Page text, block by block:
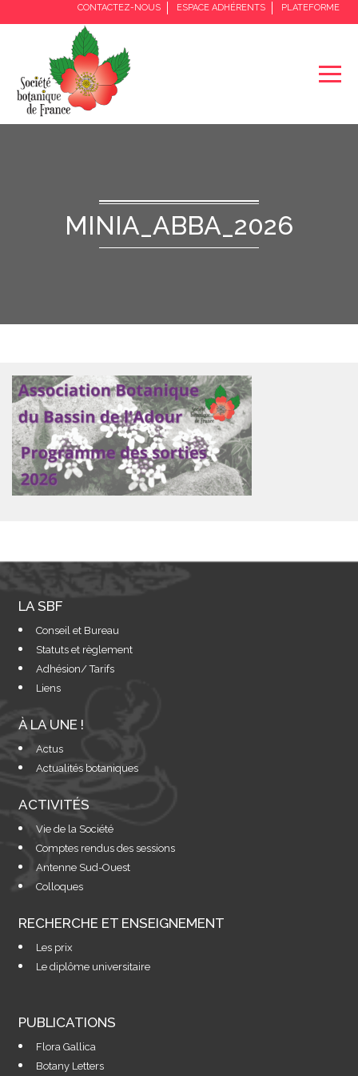
CONTACTEZ-NOUS ESPACE ADHÉRENTS PLATEFORME
MINIA_ABBA_2026
LA SBF
Conseil et Bureau
Statuts et règlement
Adhésion/ Tarifs
Liens
À LA UNE !
Actus
Actualités botaniques
ACTIVITÉS
Vie de la Société
Comptes rendus des sessions
Antenne Sud-Ouest
Colloques
RECHERCHE ET ENSEIGNEMENT
Les prix
Le diplôme universitaire
PUBLICATIONS
Flora Gallica
Botany Letters